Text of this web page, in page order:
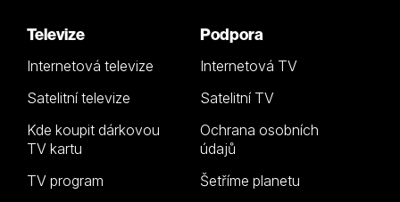
Televize
Internetová televize
Satelitní televize
Kde koupit dárkovou
TV kartu
TV program
Podpora
Internetová TV
Satelitní TV
Ochrana osobních
údajů
Šetříme planetu